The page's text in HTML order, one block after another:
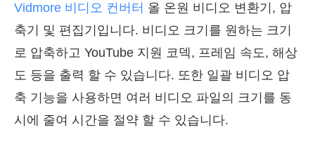
Vidmore 비디오 컨버터 올 온원 비디오 변환기, 압
축기 및 편집기입니다. 비디오 크기를 원하는 크기
로 압축하고 YouTube 지원 코덱, 프레임 속도, 해상
도 등을 출력 할 수 있습니다. 또한 일괄 비디오 압
축 기능을 사용하면 여러 비디오 파일의 크기를 동
시에 줄여 시간을 절약 할 수 있습니다.